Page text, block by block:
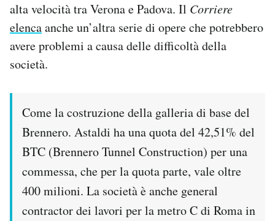
alta velocità tra Verona e Padova. Il Corriere
elencaanche un’altra serie di opere che potrebbero
avere problemi a causa delle difficoltà della
società.
Come la costruzione della galleria di base del
Brennero. Astaldi ha una quota del 42,51% del
BTC (Brennero Tunnel Construction) per una
commessa, che per la quota parte, vale oltre
400 milioni. La società è anche general
contractor dei lavori per la metro C di Roma in